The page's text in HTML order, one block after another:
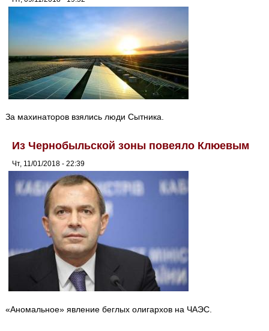
За махинаторов взялись люди Сытника.
Из Чернобыльской зоны повеяло Клюевым
Чт, 11/01/2018 - 22:39
«Аномальное» явление беглых олигархов на ЧАЭС.